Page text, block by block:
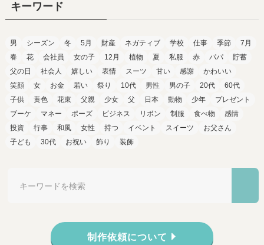
キーワード
男 シーズン 冬 5月 財産 ネガティブ 学校 仕事 季節
7月
春
花 会社員 女の子 12月 植物 夏 私服 赤 パパ
貯蓄
父の日
社会人 嬉しい 表情 スーツ 甘い 感謝
かわいい
笑顔
女 お金 若い 祭り 10代 男性 男の子 20代
60代
子供
黄色 花束 父親 少女 父 日本 動物 少年
プレゼント
ブーケ
マネー ポーズ ビジネス リボン 制服 食べ物
感情
投資
行事 和風 女性 持つ イベント スイーツ
お父さん
子ども
30代 お祝い 飾り 装飾
制作依頼について